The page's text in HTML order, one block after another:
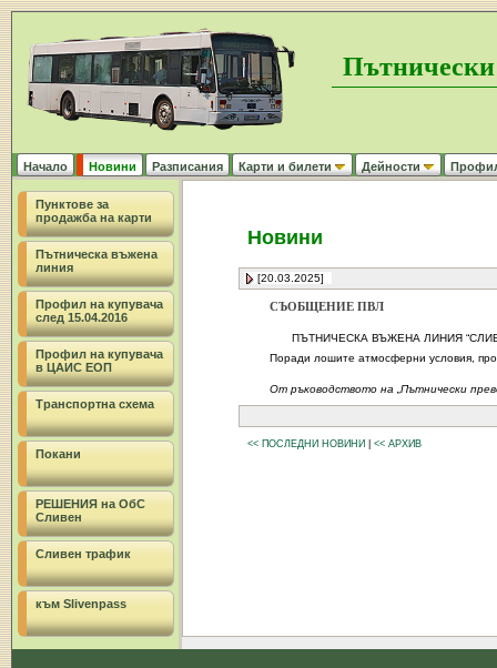
Начало Новини Разписания Карти и билети Дейности Профил
Пунктове за
продажба на карти
Пътническа въжена
линия
Профил на купувача
след 15.04.2016
Профил на купувача
в ЦАИС ЕОП
Транспортна схема
Покани
РЕШЕНИЯ на ОбС
Сливен
Сливен трафик
към Slivenpass
Новини
[20.03.2025]
СЪОБЩЕНИЕ ПВЛ
ПЪТНИЧЕСКА ВЪЖЕНА ЛИНИЯ
Поради лошите атмосферни условия,
От ръководството на „Пътнически
<< ПОСЛЕДНИ НОВИНИ << АРХИВ